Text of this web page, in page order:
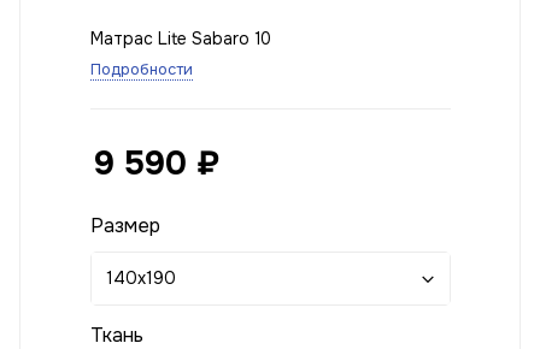
Матрас Lite Sabaro 10
Подробности
9 590 ₽
Размер
140x190
Ткань